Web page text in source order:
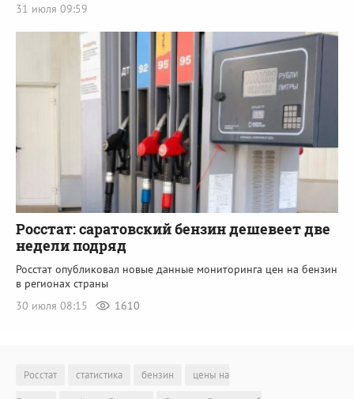
31 июля 09:59
Росстат: саратовский бензин дешевеет две
недели подряд
Росстат опубликовал новые данные мониторинга цен на бензин
в регионах страны
30 июля 08:15
1610
Росстат статистика бензин
цены на